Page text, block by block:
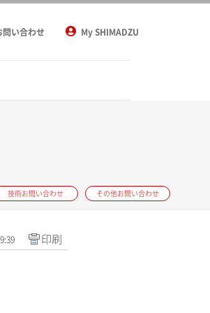
問い合わせ My SHIMADZU
技術お問い合わせ その他お問い合わせ
印刷